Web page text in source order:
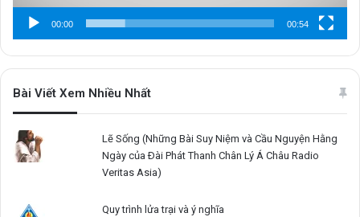
00:00 00:54
Bài Viết Xem Nhiều Nhất
Lẽ Sống (Những Bài Suy Niệm và Cầu Nguyện Hằng
Ngày của Ðài Phát Thanh Chân Lý Á Châu Radio
Veritas Asia)
Quy trình lửa trại và ý nghĩa